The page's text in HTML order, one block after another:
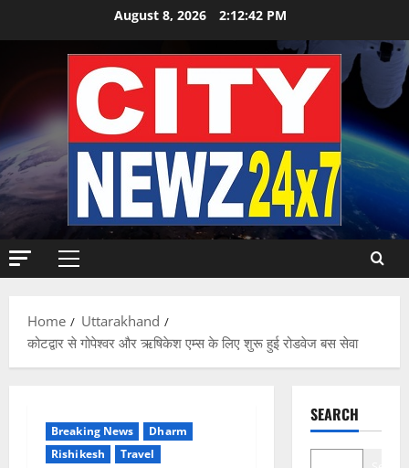
August 8, 2026 2:12:43 PM
Primary
Home
Uttarakhand
कोटद्वार से गोपेश्वर और ऋषिकेश एम्स के लिए शुरू हुई रोडवेज बस सेवा
Breaking News
Dharm
Rishikesh
Travel
SEARCH